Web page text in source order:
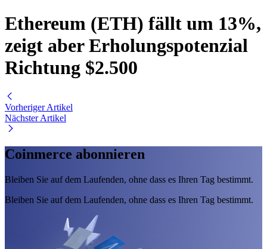
Ethereum (ETH) fällt um 13%,
zeigt aber Erholungspotenzial
Richtung $2.500
Vorheriger Artikel
Nächster Artikel
Coinmerce abonnieren
Bleiben Sie auf dem Laufenden, ohne dass es Ihren Tag bestimmt.
Bleiben Sie auf dem Laufenden, ohne dass es Ihren Tag bestimmt.